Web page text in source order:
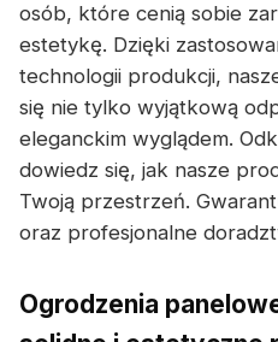
osób, które cenią sobie
estetykę. Dzięki
technologii produkcji,
się nie tylko wyjątkową
eleganckim wyglądem.
dowiedz się, jak nasze
Twoją przestrzeń.
oraz profesjonalne
Ogrodzenia